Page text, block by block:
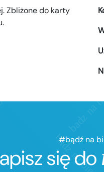
Zbliżone do karty
#bądź na
się do